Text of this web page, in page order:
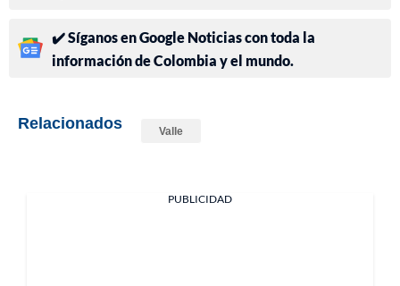
✔️ Síganos en Google Noticias con toda la
información de Colombia y el mundo.
Relacionados Valle
PUBLICIDAD